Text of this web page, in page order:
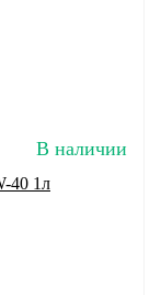
В наличии
40 1л